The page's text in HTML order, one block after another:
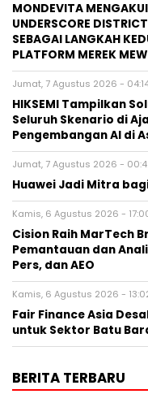
MONDEVITA
UNDERSCORE
SEBAGAI LANGKAH
PLATFORM MEREK
Jumat, 7 Agustus 2026 -
HIKSEMI Tampilkan
Seluruh Skenario di
Pengembangan AI di
Jumat, 7 Agustus 2026 -
Huawei Jadi Mitra bagi
Kamis, 6 Agustus 2026 -
Cision Raih MarTech
Pemantauan dan
Pers, dan AEO
Kamis, 6 Agustus 2026 -
Fair Finance Asia
untuk Sektor Batu
BERITA TERBARU